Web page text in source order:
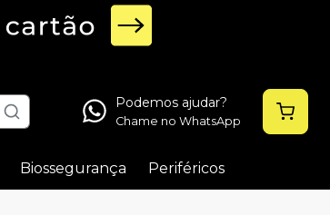
Podemos ajudar?
Chame no WhatsApp
Biossegurança Periféricos